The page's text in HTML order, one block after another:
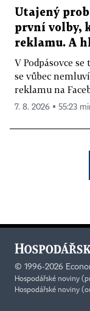
Utajený
první volby,
reklamu. A
V Podpásovce
se vůbec
reklamu na
7. 8. 2026 ▪ 55:23
© 1996-2026
Hospodářské noviny
Hospodářské noviny